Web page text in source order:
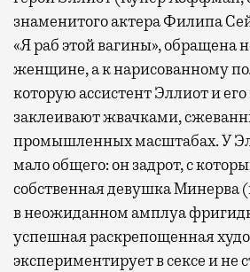
окна за тем, как взлетают и
самолеты. В Москве нет
в лаунжах. В аэропортах их
несколько — в разных зонах
гаваней. На некоторых вокзалах
Лаунжи доступны на
Павелецком, Казанском,
и Курском вокзалах.Попасть в
могут держатели карт Mir
не только в столице. Всего
1000 бизнес-залов по всему
знаменитого актера Филипа
«Я раб этой вагины», обращена
женщине, а к нарисованному
которую ассистент Эллиот и его
заклеивают жвачками,
промышленных масштабах. У
мало общего: он задрот, с
собственная девушка Минерва
в неожиданном амплуа
успешная раскрепощенная
экспериментирует в сексе и не